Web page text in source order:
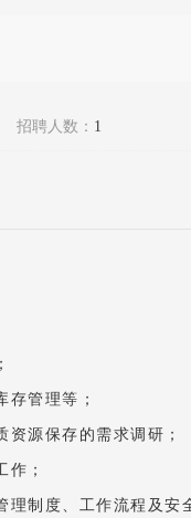
招聘人数： 1
管理等；
资源保存的需求调研；
作；
理制度、工作流程及安